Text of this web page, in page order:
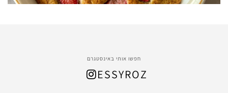
חפשו אותי באינסטגרם
ESSYROZ